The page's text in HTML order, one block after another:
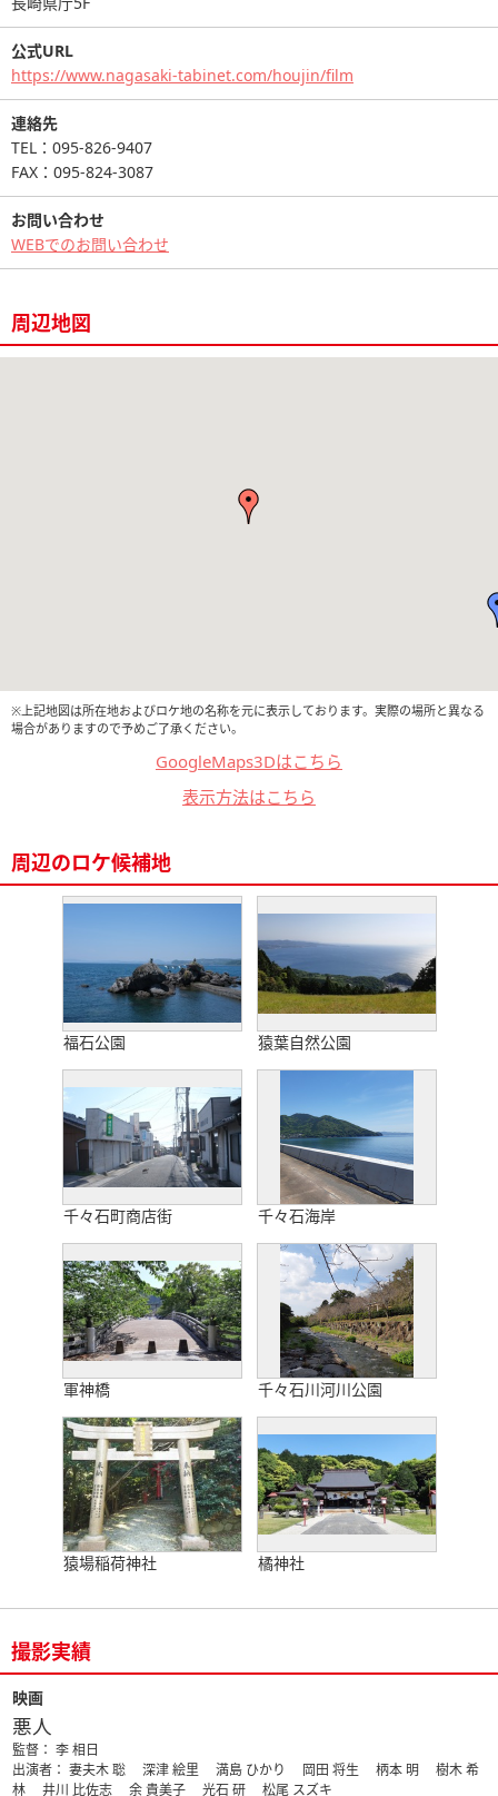
公式URL
https://www.nagasaki-tabinet.com/houjin/film
連絡先
TEL：095-826-9407
FAX：095-824-3087
お問い合わせ
WEBでのお問い合わせ
周辺地図
※上記地図は所在地およびロケ地の名称を元に表示しております。実際の場所と異なる
場合がありますので予めご了承ください。
GoogleMaps3Dはこちら
表示方法はこちら
周辺のロケ候補地
福石公園 猿葉自然公園
千々石町商店街 千々石海岸
軍神橋 千々石川河川公園
猿場稲荷神社 橘神社
撮影実績
映画
悪人
監督： 李 相日
出演者： 妻夫木 聡 深津 絵里 満島 ひかり 岡田 将生 柄本 明 樹木 希
林 井川 比佐志 余 貴美子 光石 研 松尾 スズキ